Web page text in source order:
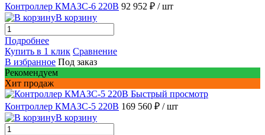
Контроллер КМАЗС-6 220В 92 952 ₽ / шт
В корзину
Подробнее
Купить в 1 клик Сравнение
В избранное Под заказ
Рекомендуем
Хит продаж
Быстрый просмотр
Контроллер КМАЗС-5 220В 169 560 ₽ / шт
В корзину